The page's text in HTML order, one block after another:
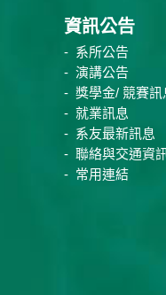
資訊公告
系所公告
演講公告
獎學金/ 競賽訊
就業訊息
系友最新訊息
聯絡與交通資訊
常用連結